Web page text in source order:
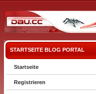
STARTSEITE BLOG PORTAL
Startseite
Registrieren